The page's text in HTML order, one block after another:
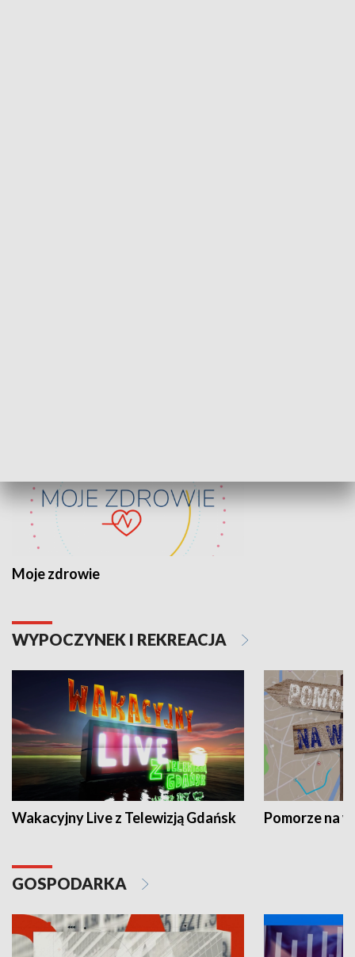
Moje zdrowie
WYPOCZYNEK I REKREACJA
Wakacyjny Live z Telewizją Gdańsk Pomorze na
GOSPODARKA